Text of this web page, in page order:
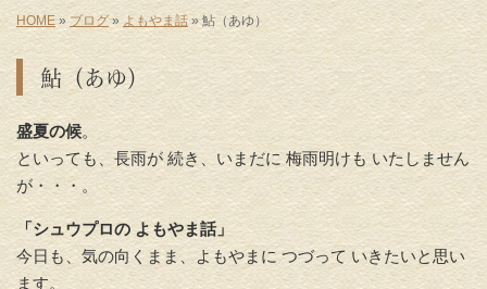
HOME » ブログ» よもやま話 » 鮎（あゆ）
鮎（あゆ）
盛夏の候。
といっても、長雨が 続き、いまだに 梅雨明けも いたしません
が・・・。
「シュウプロの よもやま話」
今日も、気の向くまま、よもやまに つづって いきたいと思い
ます。